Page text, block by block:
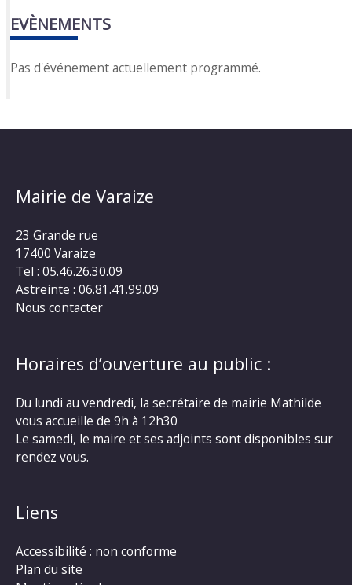
EVÈNEMENTS
Pas d'événement actuellement programmé.
Mairie de Varaize
23 Grande rue
17400 Varaize
Tel : 05.46.26.30.09
Astreinte : 06.81.41.99.09
Nous contacter
Horaires d’ouverture au public :
Du lundi au vendredi, la secrétaire de mairie Mathilde
vous accueille de 9h à 12h30
Le samedi, le maire et ses adjoints sont disponibles sur
rendez vous.
Liens
Accessibilité : non conforme
Plan du site